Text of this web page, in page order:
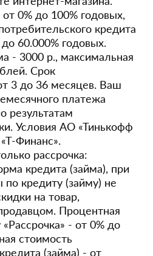
0% до 100% годовых,
кредита
60.000% годовых.
- 3000 р., максимальная
Срок
3 до 36 месяцев. Ваш
платежа
результатам
Условия АО «Тинькофф
Финанс».
рассрочка:
кредита (займа), при
по кредиту (займу) не
на товар,
Процентная
- от 0% до
стоимость
(займа) - от